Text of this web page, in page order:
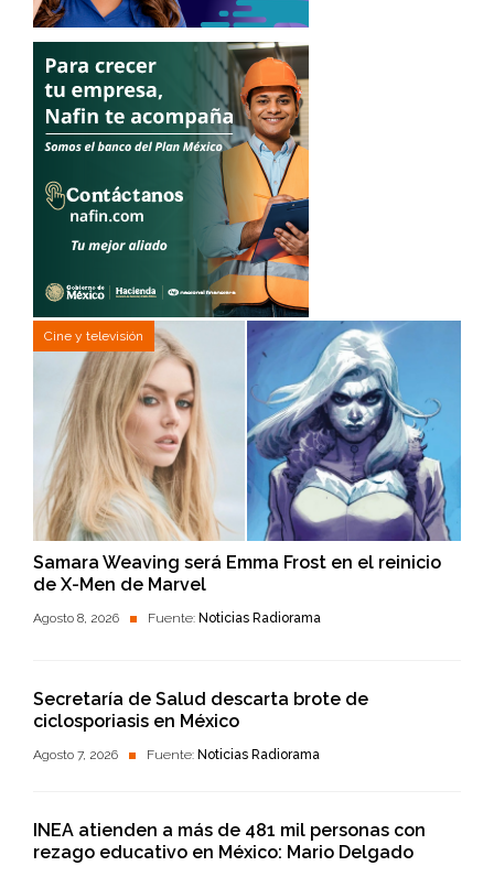
Cine y televisión
Samara Weaving será Emma Frost en el reinicio
de X-Men de Marvel
Agosto 8, 2026 Fuente: Noticias Radiorama
Secretaría de Salud descarta brote de
ciclosporiasis en México
Agosto 7, 2026 Fuente: Noticias Radiorama
INEA atienden a más de 481 mil personas con
rezago educativo en México: Mario Delgado